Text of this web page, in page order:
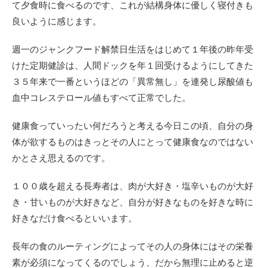
て夕食時に食べるのです、これが結構身体に優しく寝付きも
良いように感じます。
週一のジャンクフード解禁日生活をはじめて１年後の昨年受
けた定期健診は、人間ドックを年１回受けるようにしてきた
３５年来で一番というほどの「異常無し」を連発し尿酸値も
血中コレステロール値もすべて正常でした。
健康食っていったい何だろうと考える今日この頃、自分の身
体が欲するものはきっとその人にとって健康食なのではない
かとさえ思えるのです。
１００歳を超える長寿者は、肉が大好き・塩辛いものが大好
き・甘いものが大好きなど、自分が好きなものを好きな時に
好きなだけ食べるといいます。
長年の食のルーティングによってその人の身体にはその栄養
素が必須になってくるのでしょう、だから無理に止めると逆